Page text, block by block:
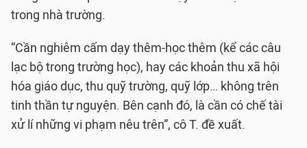
trong nhà trường.
“Cần nghiêm cấm dạy thêm-học thêm (kể các câu
lạc bộ trong trường học), hay các khoản thu xã hội
hóa giáo dục, thu quỹ trường, quỹ lớp… không trên
tinh thần tự nguyện. Bên cạnh đó, là cần có chế tài
xử lí những vi phạm nêu trên”, cô T. đề xuất.